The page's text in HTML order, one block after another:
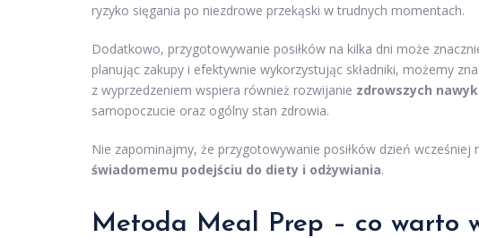
ryzyko sięgania po niezdrowe przekąski w trudnych momentach.
Dodatkowo, przygotowywanie posiłków na kilka dni może
planując zakupy i efektywnie wykorzystując składniki, możemy
z wyprzedzeniem wspiera również rozwijanie zdrowszych
samopoczucie oraz ogólny stan zdrowia.
Nie zapominajmy, że przygotowywanie posiłków dzień wcześniej
świadomemu podejściu do diety i odżywiania.
Metoda Meal Prep – co warto